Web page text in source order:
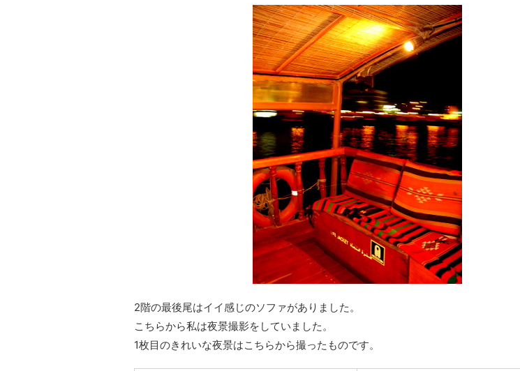
2階の最後尾はイイ感じのソファがありました。
こちらから私は夜景撮影をしていました。
1枚目のきれいな夜景はこちらから撮ったものです。